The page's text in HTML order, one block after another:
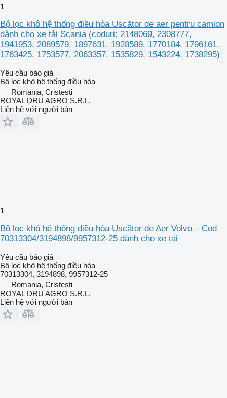
1
Bộ lọc khô hệ thống điều hòa Uscător de aer pentru camion
dành cho xe tải Scania (coduri: 2148069, 2308777,
1941953, 2089579, 1897631, 1928589, 1770184, 1796161,
1763425, 1753577, 2063357, 1535829, 1543224, 1738295)
Yêu cầu báo giá
Bộ lọc khô hệ thống điều hòa
Romania, Cristesti
ROYAL DRU AGRO S.R.L.
Liên hệ với người bán
1
Bộ lọc khô hệ thống điều hòa Uscător de Aer Volvo – Cod
70313304/3194898/9957312-25 dành cho xe tải
Yêu cầu báo giá
Bộ lọc khô hệ thống điều hòa
70313304, 3194898, 9957312-25
Romania, Cristesti
ROYAL DRU AGRO S.R.L.
Liên hệ với người bán